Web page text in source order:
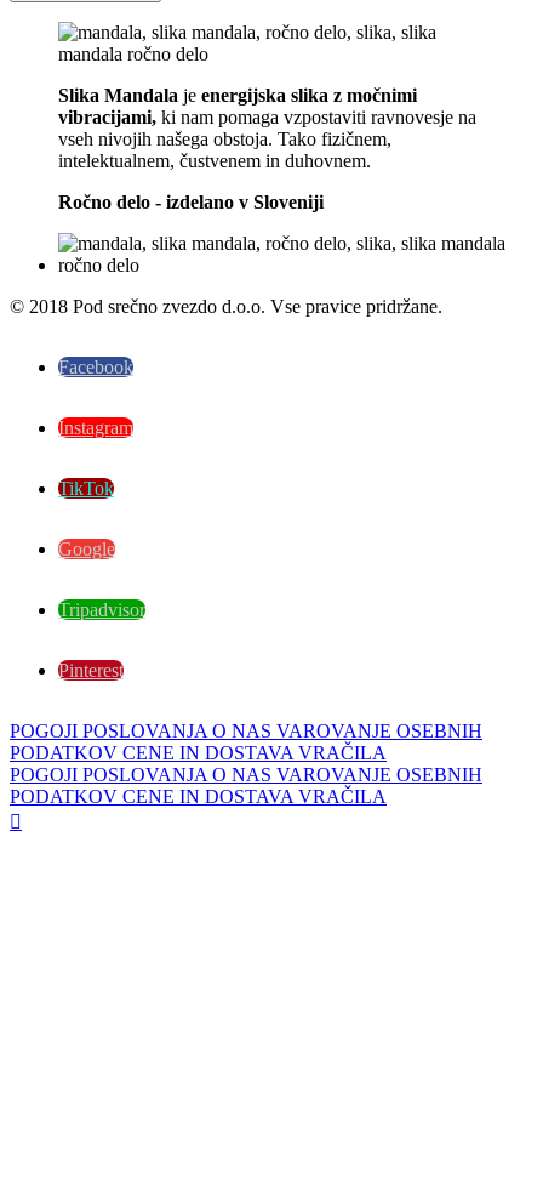
Slika Mandala je energijska slika z močnimi
vibracijami, ki nam pomaga vzpostaviti ravnovesje na
vseh nivojih našega obstoja. Tako fizičnem,
intelektualnem, čustvenem in duhovnem.
Ročno delo - izdelano v Sloveniji
© 2018 Pod srečno zvezdo d.o.o. Vse pravice pridržane.
Facebook
Instagram
TikTok
Google
Tripadvisor
Pinterest
POGOJI POSLOVANJA O NAS VAROVANJE OSEBNIH
PODATKOV CENE IN DOSTAVA VRAČILA
POGOJI POSLOVANJA O NAS VAROVANJE OSEBNIH
PODATKOV CENE IN DOSTAVA VRAČILA
